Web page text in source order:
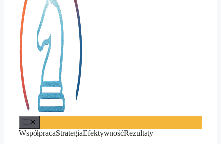
WspółpracaStrategiaEfektywnośćRezultaty